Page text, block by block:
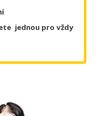
jednou pro vždy